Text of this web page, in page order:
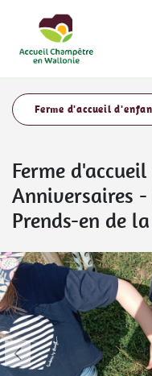
Ferme d'accueil
Ferme
Anniversaires -
Prends-en de